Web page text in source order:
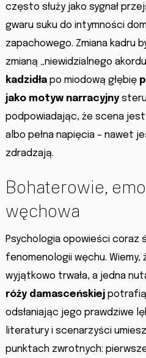
często służy jako sygnał
gwaru suku do intymności
zapachowego. Zmiana kadru
zmianą „niewidzialnego
kadzidłapo miodową głębię
jako motyw narracyjny
podpowiadając, że scena
albo pełna napięcia – nawet
zdradzają.
Bohaterowie,
węchowa
Psychologia opowieści coraz
fenomenologii węchu.
wyjątkowo trwała, a jedna
róży damasceńskiejpotrafią
odsłaniając jego prawdziwe
literatury i scenarzyści
punktach zwrotnych: